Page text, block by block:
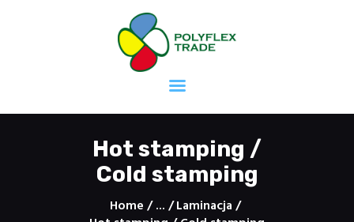
Hot stamping /
Cold stamping
Home ...
Laminacja
Druk offsetowy
Druk fleksograficzny
Druk sitodrukowy
Druk taśm